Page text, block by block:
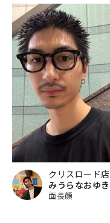
クリスロード店
みうらなおゆき
面長顔